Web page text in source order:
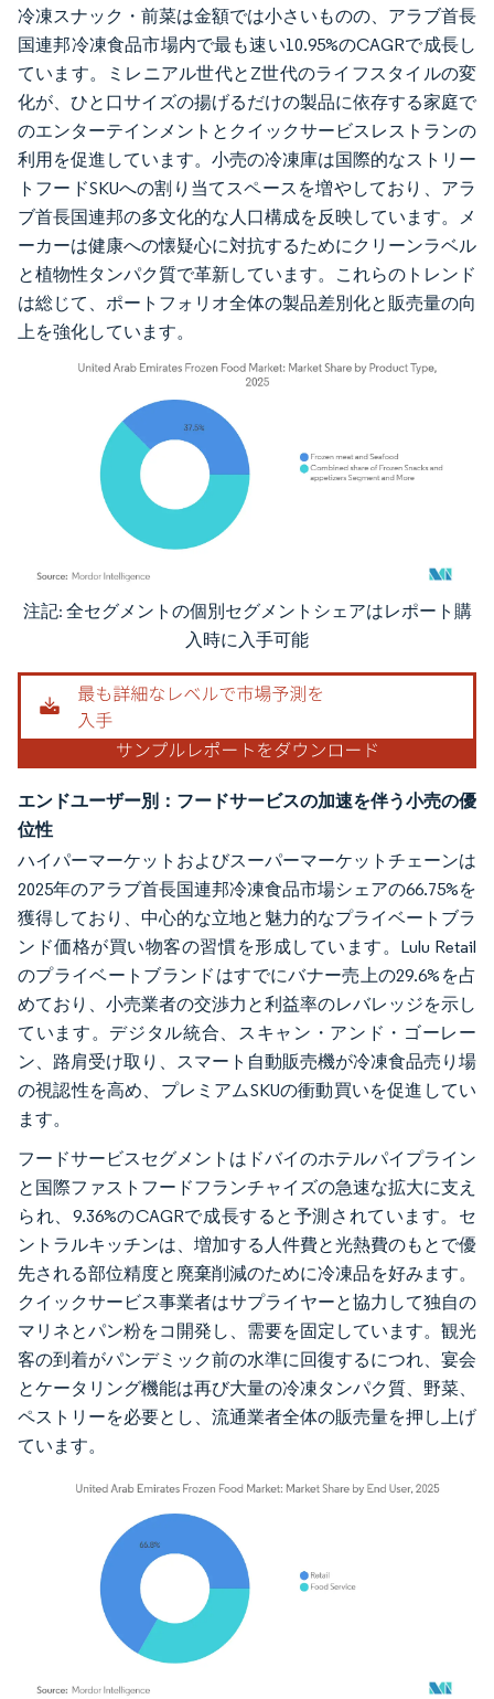
冷凍スナック・前菜は金額では小さいものの、アラブ首長
国連邦冷凍食品市場内で最も速い10.95%のCAGRで成長し
ています。ミレニアル世代とZ世代のライフスタイルの変
化が、ひと口サイズの揚げるだけの製品に依存する家庭で
のエンターテインメントとクイックサービスレストランの
利用を促進しています。小売の冷凍庫は国際的なストリー
トフードSKUへの割り当てスペースを増やしており、アラ
ブ首長国連邦の多文化的な人口構成を反映しています。メ
ーカーは健康への懐疑心に対抗するためにクリーンラベル
と植物性タンパク質で革新しています。これらのトレンド
は総じて、ポートフォリオ全体の製品差別化と販売量の向
上を強化しています。
画像 © Mordor Intelligence。再利用にはCC BY 4.0の表示が必要です。
注記: 全セグメントの個別セグメントシェアはレポート購
入時に入手可能
エンドユーザー別：フードサービスの加速を伴う小売の優
位性
ハイパーマーケットおよびスーパーマーケットチェーンは
2025年のアラブ首長国連邦冷凍食品市場シェアの66.75%を
獲得しており、中心的な立地と魅力的なプライベートブラ
ンド価格が買い物客の習慣を形成しています。Lulu Retail
のプライベートブランドはすでにバナー売上の29.6%を占
めており、小売業者の交渉力と利益率のレバレッジを示し
ています。デジタル統合、スキャン・アンド・ゴーレー
ン、路肩受け取り、スマート自動販売機が冷凍食品売り場
の視認性を高め、プレミアムSKUの衝動買いを促進してい
ます。
フードサービスセグメントはドバイのホテルパイプライン
と国際ファストフードフランチャイズの急速な拡大に支え
られ、9.36%のCAGRで成長すると予測されています。セ
ントラルキッチンは、増加する人件費と光熱費のもとで優
先される部位精度と廃棄削減のために冷凍品を好みます。
クイックサービス事業者はサプライヤーと協力して独自の
マリネとパン粉をコ開発し、需要を固定しています。観光
客の到着がパンデミック前の水準に回復するにつれ、宴会
とケータリング機能は再び大量の冷凍タンパク質、野菜、
ペストリーを必要とし、流通業者全体の販売量を押し上げ
ています。